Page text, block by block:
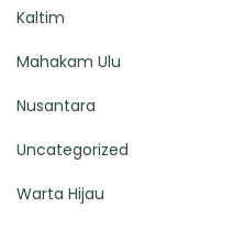
Kaltim
Mahakam Ulu
Nusantara
Uncategorized
Warta Hijau